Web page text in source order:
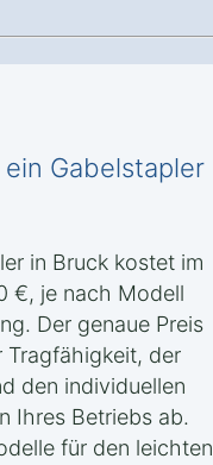
Gabelstapler
in Bruck kostet im
€, je nach Modell
Der genaue Preis
Tragfähigkeit, der
den individuellen
Ihres Betriebs ab.
für den leichten